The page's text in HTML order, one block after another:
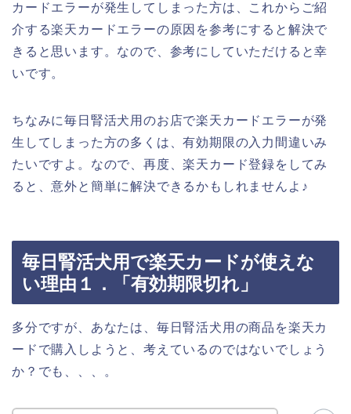
カードエラーが発生してしまった方は、これからご紹
介する楽天カードエラーの原因を参考にすると解決で
きると思います。なので、参考にしていただけると幸
いです。
ちなみに毎日腎活犬用のお店で楽天カードエラーが発
生してしまった方の多くは、有効期限の入力間違いみ
たいですよ。なので、再度、楽天カード登録をしてみ
ると、意外と簡単に解決できるかもしれませんよ♪
毎日腎活犬用で楽天カードが使えな
い理由１．「有効期限切れ」
多分ですが、あなたは、毎日腎活犬用の商品を楽天カ
ードで購入しようと、考えているのではないでしょう
か？でも、、、。